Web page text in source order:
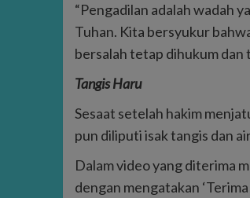
“Pengadilan adalah wadah
Tuhan. Kita bersyukur
bersalah tetap dihukum dan
Tangis Haru
Sesaat setelah hakim
pun diliputi isak tangis dan
Dalam video yang diterima
dengan mengatakan ‘Terima